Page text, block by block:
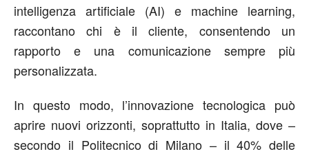
intelligenza artificiale (AI) e machine learning,
raccontano chi è il cliente, consentendo un
rapporto e una comunicazione sempre più
personalizzata.
In questo modo, l’innovazione tecnologica può
aprire nuovi orizzonti, soprattutto in Italia, dove –
secondo il Politecnico di Milano – il 40% delle